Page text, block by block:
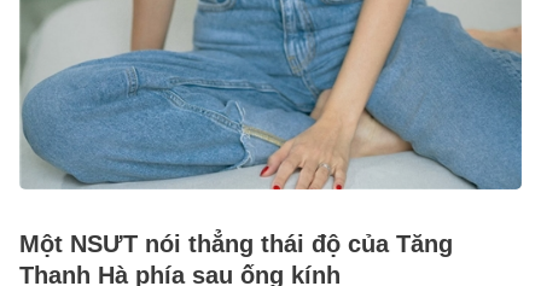
Một NSƯT nói thẳng thái độ của Tăng
Thanh Hà phía sau ống kính